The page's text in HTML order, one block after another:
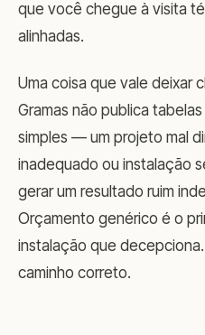
que você chegue à visita
alinhadas.
Uma coisa que vale deixar
Gramas não publica
simples — um projeto mal
inadequado ou instalação
gerar um resultado ruim
Orçamento genérico é o
instalação que
caminho correto.